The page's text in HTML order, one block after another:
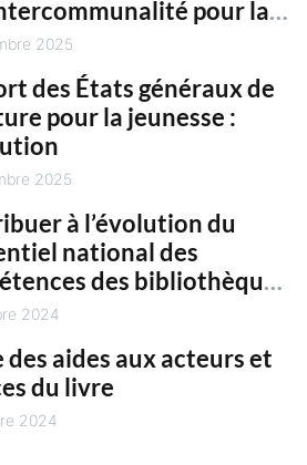
h
pour la
en 2025
2025
des États généraux de
pour la jeunesse :
2025
à l’évolution du
national des
des bibliothèques
2024
des aides aux acteurs et
du livre
2024